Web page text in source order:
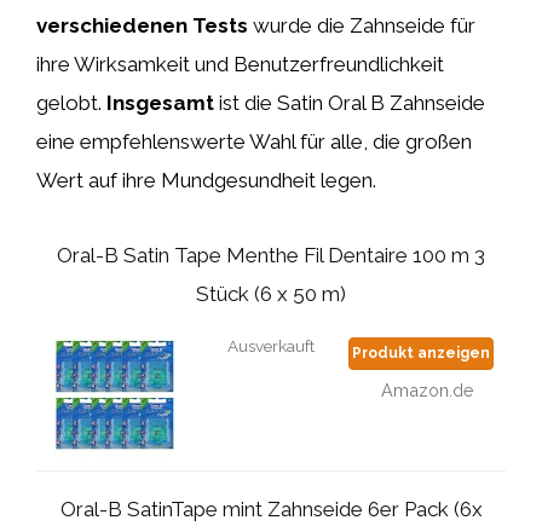
verschiedenen Tests wurde die Zahnseide für
ihre Wirksamkeit und Benutzerfreundlichkeit
gelobt. Insgesamt ist die Satin Oral B Zahnseide
eine empfehlenswerte Wahl für alle, die großen
Wert auf ihre Mundgesundheit legen.
Oral-B Satin Tape Menthe Fil Dentaire 100 m 3
Stück (6 x 50 m)
Ausverkauft Produkt anzeigen
Amazon.de
Oral-B SatinTape mint Zahnseide 6er Pack (6x